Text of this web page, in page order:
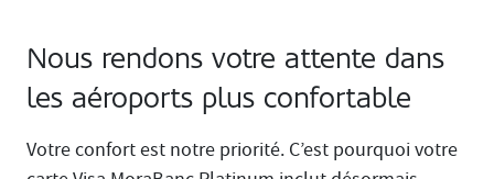
Nous rendons votre attente dans
les aéroports plus confortable
Votre confort est notre priorité. C’est pourquoi votre